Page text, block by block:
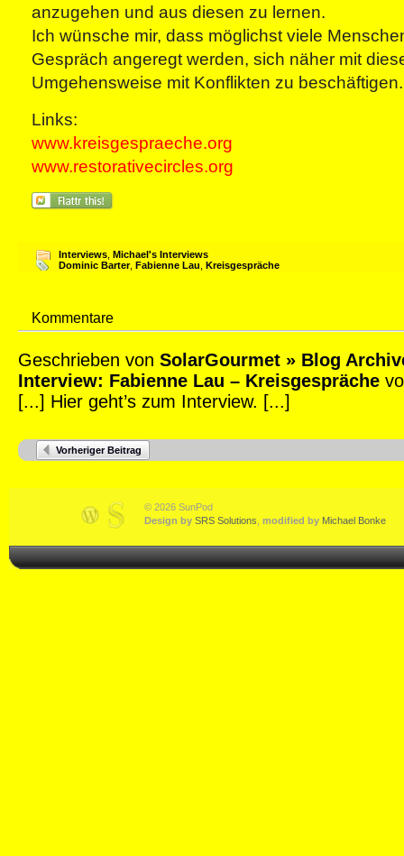
anzugehen und aus diesen zu lernen.
Ich wünsche mir, dass möglichst viele
Gespräch angeregt werden, sich näher mit
Umgehensweise mit Konflikten zu beschäftigen.
Links:
www.kreisgespraeche.org
www.restorativecircles.org
Interviews Michael's Interviews
Dominic Barter, Fabienne Lau Kreisgespräche
Kommentare
Geschrieben von SolarGourmet » Blog
Interview: Fabienne Lau – Kreisgespräche
[...] Hier geht’s zum Interview. [...]
Vorheriger Beitrag
© 2026 SunPod
Design by SRS Solutions modified by Michael Bonke